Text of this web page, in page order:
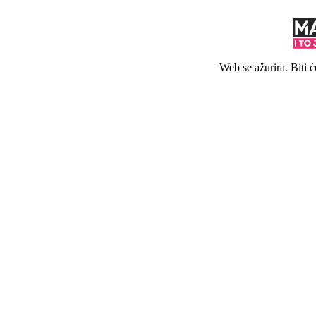
Web se ažurira. Biti